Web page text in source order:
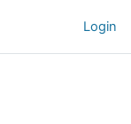
Login